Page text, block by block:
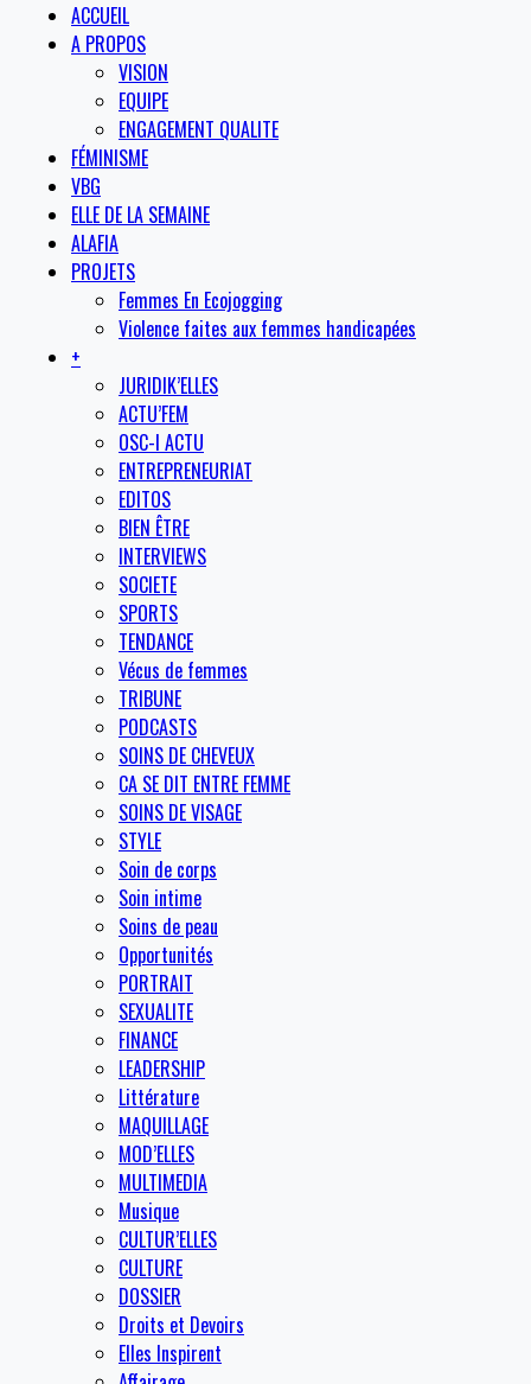
ACCUEIL
A PROPOS
VISION
EQUIPE
ENGAGEMENT QUALITE
FÉMINISME
VBG
ELLE DE LA SEMAINE
ALAFIA
PROJETS
Femmes En Ecojogging
Violence faites aux femmes handicapées
+
JURIDIK’ELLES
ACTU’FEM
OSC-I ACTU
ENTREPRENEURIAT
EDITOS
BIEN ÊTRE
INTERVIEWS
SOCIETE
SPORTS
TENDANCE
Vécus de femmes
TRIBUNE
PODCASTS
SOINS DE CHEVEUX
CA SE DIT ENTRE FEMME
SOINS DE VISAGE
STYLE
Soin de corps
Soin intime
Soins de peau
Opportunités
PORTRAIT
SEXUALITE
FINANCE
LEADERSHIP
Littérature
MAQUILLAGE
MOD’ELLES
MULTIMEDIA
Musique
CULTUR’ELLES
CULTURE
DOSSIER
Droits et Devoirs
Elles Inspirent